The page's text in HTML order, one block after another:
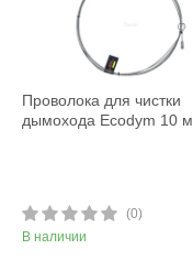
Проволока для чистки
дымохода Ecodym 10 м
(0)
В наличии